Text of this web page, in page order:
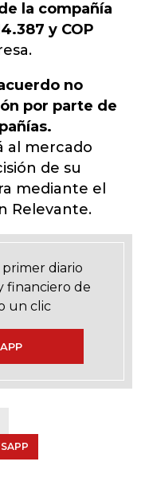
la compañía
y COP
no
por parte de
al mercado
de su
mediante el
Relevante.
diario
financiero de
un clic